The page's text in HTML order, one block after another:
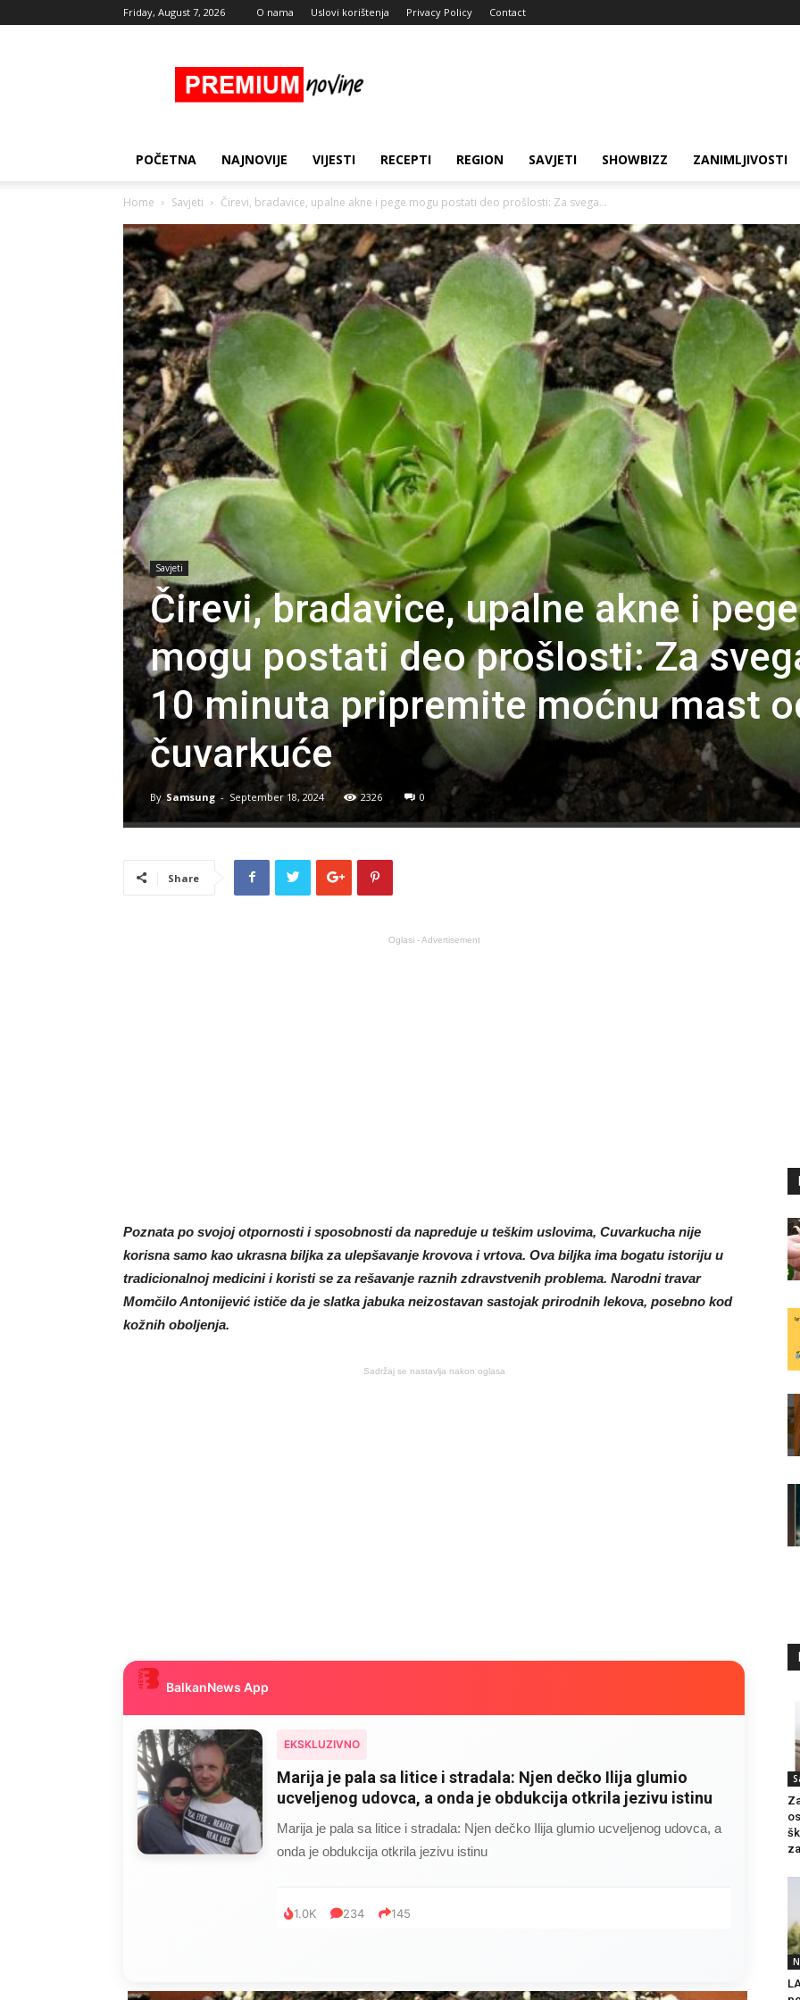
Friday, August 7, 2026 O nama Uslovi korištenja Privacy Policy Contact
Novine
POČETNA NAJNOVIJE VIJESTI RECEPTI REGION SAVJETI SHOWBIZZ ZANIMLJIVOSTI
Home Savjeti Čirevi, bradavice, upalne akne i pege mogu postati deo prošlosti: Za svega...
Savjeti
Čirevi, bradavice, upalne akne i pege
mogu postati deo prošlosti: Za
10 minuta pripremite moćnu mast
čuvarkuće
By Samsung - September 18, 2024 2326 0
Share
Oglasi - Advertisement
Poznata po svojoj otpornosti i sposobnosti da napreduje u teškim uslovima, Cuvarkucha nije
korisna samo kao ukrasna biljka za ulepšavanje krovova i vrtova. Ova biljka ima bogatu istoriju u
tradicionalnoj medicini i koristi se za rešavanje raznih zdravstvenih problema. Narodni travar
Momčilo Antonijević ističe da je slatka jabuka neizostavan sastojak prirodnih lekova, posebno kod
kožnih oboljenja.
Sadržaj se nastavlja nakon oglasa
BalkanNews App
EKSKLUZIVNO
Kad se Marin suprug razbolio ona ga kupala, pelene mu
mijenjala: Jedno jutro je poslao po čokoladu..
Kad se Marin suprug razbolio ona ga kupala, pelene mu mijenjala: Jedno jutro
je poslao po čokoladu..
999 321 234